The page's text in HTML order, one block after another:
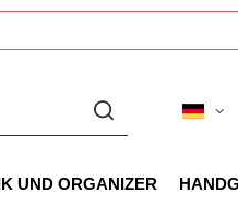
UND ORGANIZER